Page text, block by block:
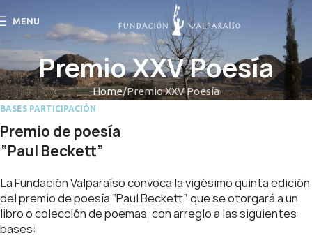
MENU
Premio XXV Poesía
Home Premio XXV Poesía
BASES PARTICIPACIÓN
Premio de poesía
“Paul Beckett”
La Fundación Valparaíso convoca la vigésimo quinta edición
del premio de poesía “Paul Beckett” que se otorgará a un
libro o colección de poemas, con arreglo a las siguientes
bases: